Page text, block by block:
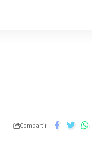
Compartir